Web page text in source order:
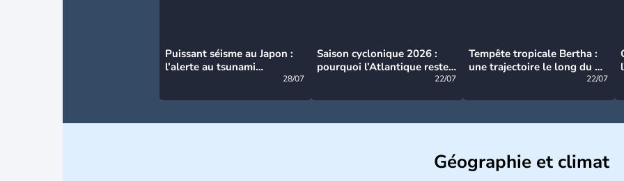
Puissant séisme au Japon :
l’alerte au tsunami
28/07
Saison cyclonique 2026 :
pourquoi l’Atlantique reste
22/07
Tempête tropicale Bertha :
une trajectoire le long du du
22/07
Géographie et climat